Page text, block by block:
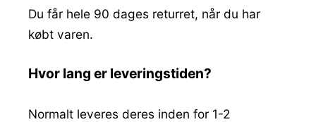
Du får hele 90 dages returret, når du har
købt varen.
Hvor lang er leveringstiden?
Normalt leveres deres inden for 1-2